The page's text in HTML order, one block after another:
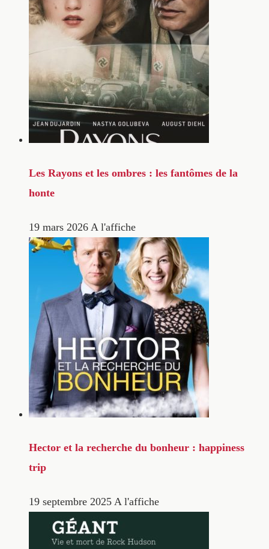
Les Rayons et les ombres : les fantômes de la
honte
19 mars 2026 A l'affiche
Hector et la recherche du bonheur : happiness
trip
19 septembre 2025 A l'affiche